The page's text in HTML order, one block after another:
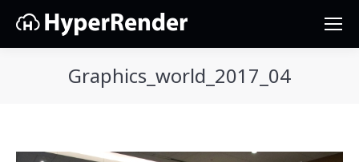
Graphics_world_2017_04